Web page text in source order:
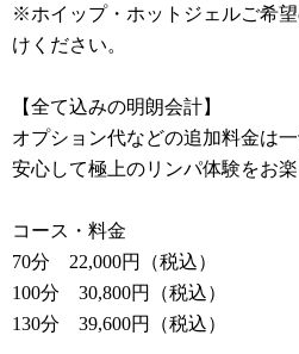
※ホイップ・ホットジェルご希
けください。
【全て込みの明朗会計】
オプション代などの追加料金は一
安心して極上のリンパ体験をお楽
コース・料金
70分 22,000円（税込）
100分 30,800円（税込）
130分 39,600円（税込）